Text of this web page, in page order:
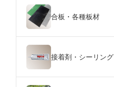
合板・各種板材
接着剤・シーリング